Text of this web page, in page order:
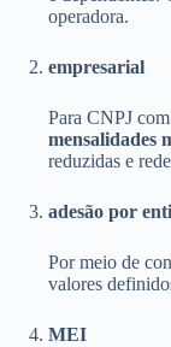
operadora.
empresarial
Para CNPJ
mensalidades
reduzidas e
adesão por
Por meio de
valores
MEI